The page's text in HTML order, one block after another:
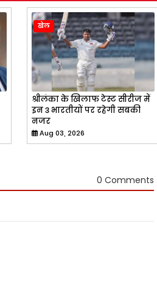
खेल
श्रीलंका के खिलाफ टेस्ट सीरीज में
इन 3 भारतीयों पर रहेगी सबकी
नजर
Aug 03, 2026
0 Comments